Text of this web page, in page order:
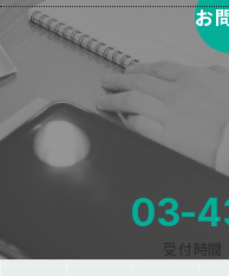
お
03-
受付時